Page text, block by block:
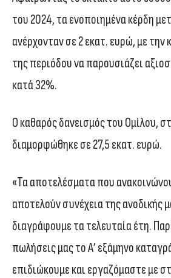
του 2024, τα ενοποιημένα κέρδη
ανέρχονταν σε 2 εκατ. ευρώ, με
της περιόδου να παρουσιάζει
κατά 32%.
Ο καθαρός δανεισμός του Ομίλου,
διαμορφώθηκε σε 27,5 εκατ. ευρώ.
«Τα αποτελέσματα που
αποτελούν συνέχεια της ανοδικής
διαγράφουμε τα τελευταία έτη.
πωλήσεις μας το Α’ εξάμηνο
επιδιώκουμε και εργαζόμαστε με